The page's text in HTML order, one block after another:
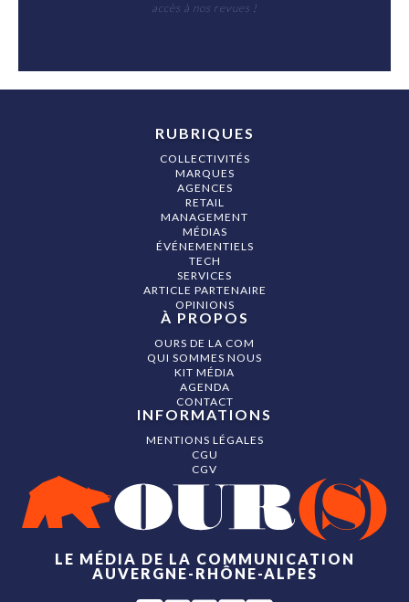
accès à nos revues !
LE MÉDIA DE LA COMMUNICATION
AUVERGNE-RHÔNE-ALPES
RUBRIQUES
COLLECTIVITÉS
MARQUES
AGENCES
RETAIL
MANAGEMENT
MÉDIAS
ÉVÉNEMENTIELS
TECH
SERVICES
ARTICLE PARTENAIRE
OPINIONS
À PROPOS
OURS DE LA COM
QUI SOMMES NOUS
KIT MÉDIA
AGENDA
CONTACT
INFORMATIONS
MENTIONS LÉGALES
CGU
CGV